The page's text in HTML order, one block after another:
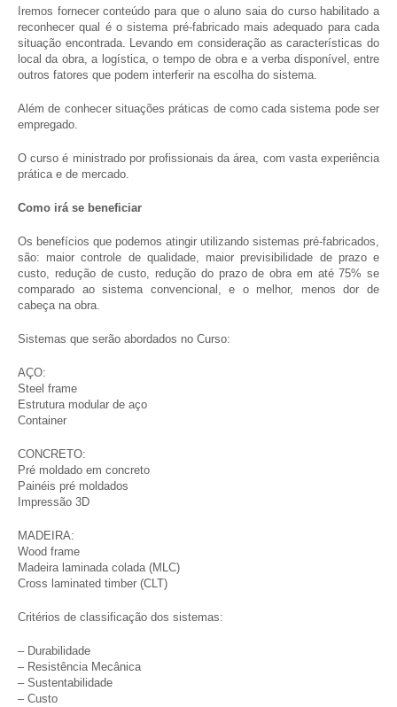
Iremos fornecer conteúdo para que o aluno saia do curso habilitado a
reconhecer qual é o sistema pré-fabricado mais adequado para cada
situação encontrada. Levando em consideração as características do
local da obra, a logística, o tempo de obra e a verba disponível, entre
outros fatores que podem interferir na escolha do sistema.
Além de conhecer situações práticas de como cada sistema pode ser
empregado.
O curso é ministrado por profissionais da área, com vasta experiência
prática e de mercado.
Como irá se beneficiar
Os benefícios que podemos atingir utilizando sistemas pré-fabricados,
são: maior controle de qualidade, maior previsibilidade de prazo e
custo, redução de custo, redução do prazo de obra em até 75% se
comparado ao sistema convencional, e o melhor, menos dor de
cabeça na obra.
Sistemas que serão abordados no Curso:
AÇO:
Steel frame
Estrutura modular de aço
Container
CONCRETO:
Pré moldado em concreto
Painéis pré moldados
Impressão 3D
MADEIRA:
Wood frame
Madeira laminada colada (MLC)
Cross laminated timber (CLT)
Critérios de classificação dos sistemas:
– Durabilidade
– Resistência Mecânica
– Sustentabilidade
– Custo